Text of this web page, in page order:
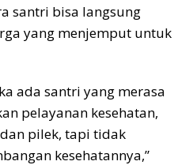
santri bisa langsung
yang menjemput untuk
ada santri yang merasa
pelayanan kesehatan,
pilek, tapi tidak
kesehatannya,”